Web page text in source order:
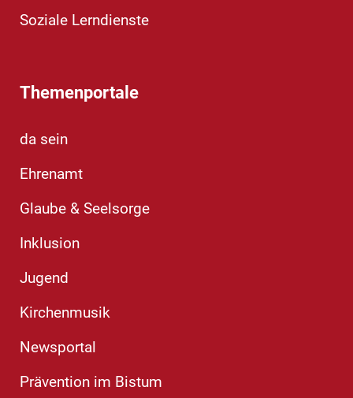
Soziale Lerndienste
Themenportale
da sein
Ehrenamt
Glaube & Seelsorge
Inklusion
Jugend
Kirchenmusik
Newsportal
Prävention im Bistum